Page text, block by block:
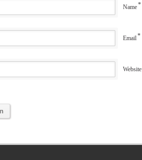
Name*
Email*
Website